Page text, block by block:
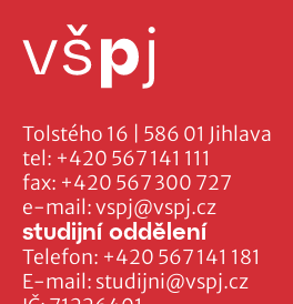
Tolstého 16 | 586 01 Jihlava
tel: +420 567 141 111
fax: +420 567 300 727
e-mail:vspj@vspj.cz
studijní oddělení
Telefon: +420 567 141 181
E-mail: studijni@vspj.cz